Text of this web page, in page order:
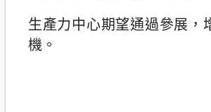
生產力中心期望通過參展，
機。